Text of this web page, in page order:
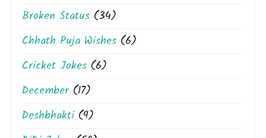
Broken Status (34)
Chhath Puja Wishes (6)
Cricket Jokes (6)
December(17)
Deshbhakti(9)